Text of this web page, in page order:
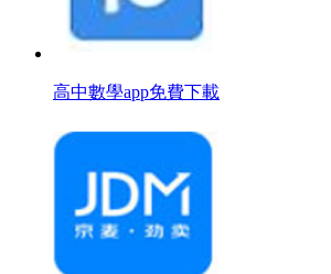
高中數學app免費下載